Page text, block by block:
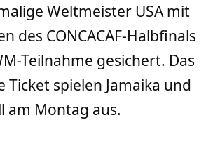
Weltmeister USA mit
des CONCACAF-Halbfinals
Teilnahme gesichert. Das
spielen Jamaika und
am Montag aus.